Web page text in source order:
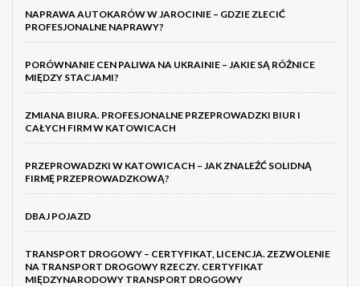
NAPRAWA AUTOKARÓW W JAROCINIE – GDZIE ZLECIĆ
PROFESJONALNE NAPRAWY?
PORÓWNANIE CEN PALIWA NA UKRAINIE – JAKIE SĄ RÓŻNICE
MIĘDZY STACJAMI?
ZMIANA BIURA. PROFESJONALNE PRZEPROWADZKI BIUR I
CAŁYCH FIRM W KATOWICACH
PRZEPROWADZKI W KATOWICACH – JAK ZNALEŹĆ SOLIDNĄ
FIRMĘ PRZEPROWADZKOWĄ?
DBAJ POJAZD
TRANSPORT DROGOWY – CERTYFIKAT, LICENCJA. ZEZWOLENIE
NA TRANSPORT DROGOWY RZECZY. CERTYFIKAT
MIĘDZYNARODOWY TRANSPORT DROGOWY